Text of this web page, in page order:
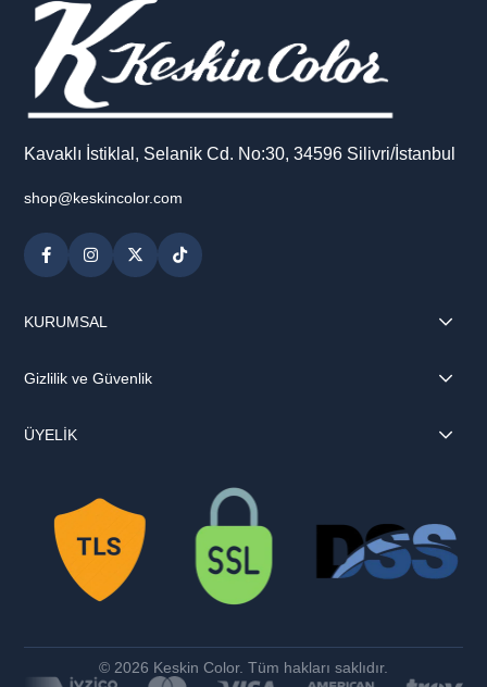
Kavaklı İstiklal, Selanik Cd. No:30, 34596 Silivri/İstanbul
shop@keskincolor.com
KURUMSAL
Gizlilik ve Güvenlik
ÜYELİK
© 2026 Keskin Color. Tüm hakları saklıdır.